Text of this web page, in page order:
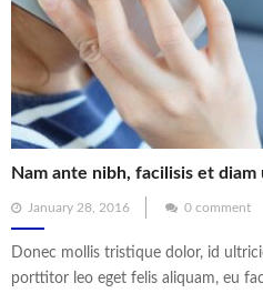
Nam ante nibh, facilisis et diam
Posted
on
January 28, 2016 0 comment
Donec mollis tristique dolor, id
porttitor leo eget felis aliquam, eu